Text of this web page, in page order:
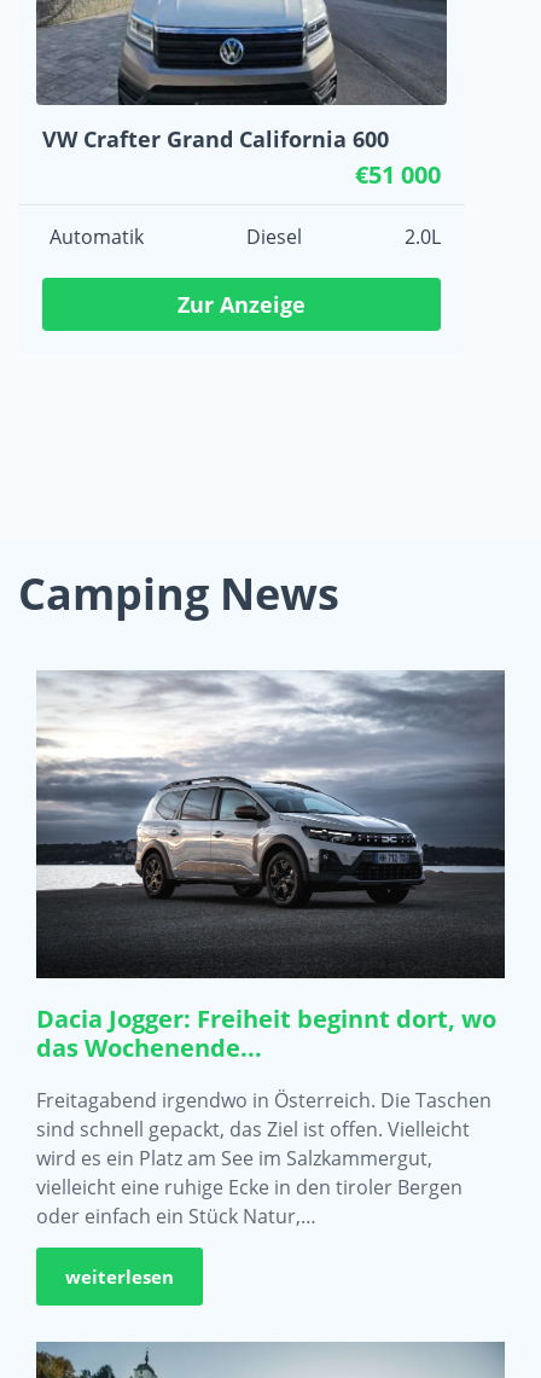
VW Crafter Grand California 600
€51 000
Automatik Diesel 2.0L
Zur Anzeige
Camping News
Dacia Jogger: Freiheit beginnt dort, wo
das Wochenende...
Freitagabend irgendwo in Österreich. Die Taschen
sind schnell gepackt, das Ziel ist offen. Vielleicht
wird es ein Platz am See im Salzkammergut,
vielleicht eine ruhige Ecke in den tiroler Bergen
oder einfach ein Stück Natur,…
weiterlesen